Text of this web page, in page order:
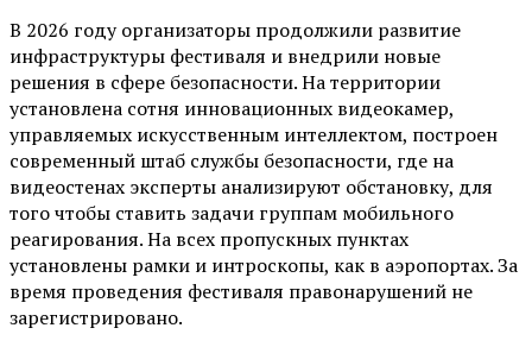
В 2026 году организаторы продолжили развитие
инфраструктуры фестиваля и внедрили новые
решения в сфере безопасности. На территории
установлена сотня инновационных видеокамер,
управляемых искусственным интеллектом, построен
современный штаб службы безопасности, где на
видеостенах эксперты анализируют обстановку, для
того чтобы ставить задачи группам мобильного
реагирования. На всех пропускных пунктах
установлены рамки и интроскопы, как в аэропортах. За
время проведения фестиваля правонарушений не
зарегистрировано.